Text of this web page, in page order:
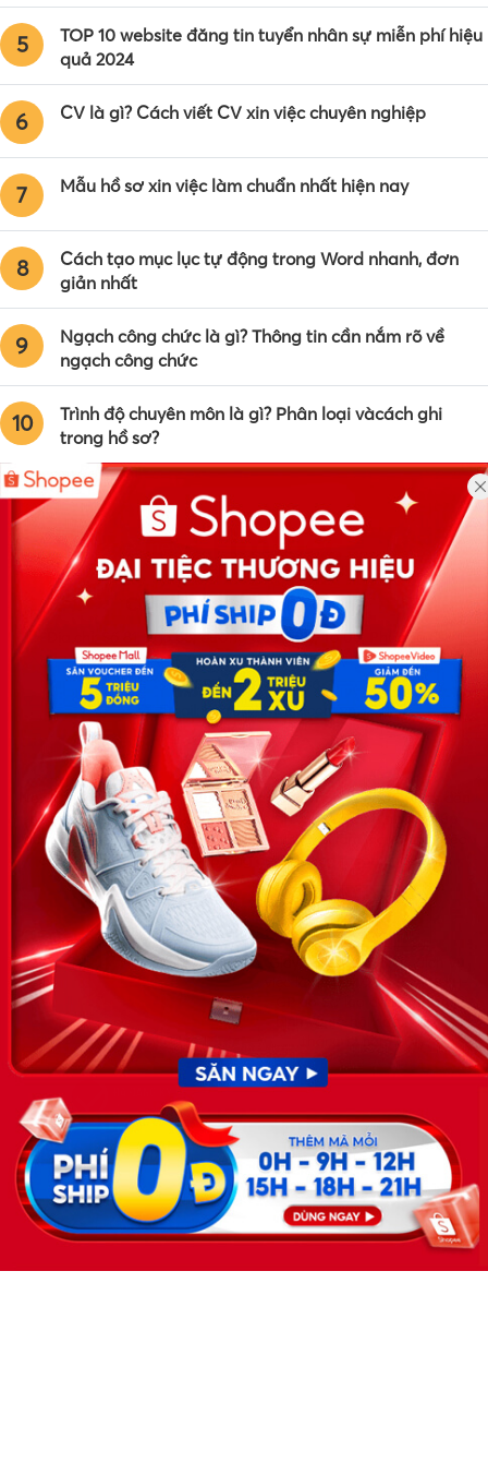
5
TOP 10 website đăng tin tuyển nhân sự miễn phí hiệu
quả 2024
6 CV là gì? Cách viết CV xin việc chuyên nghiệp
7 Mẫu hồ sơ xin việc làm chuẩn nhất hiện nay
8
Cách tạo mục lục tự động trong Word nhanh, đơn
giản nhất
9
Ngạch công chức là gì? Thông tin cần nắm rõ về
ngạch công chức
10
Trình độ chuyên môn là gì? Phân loại vàcách ghi
trong hồ sơ?
Công ty TNHH Eyeplus Online
Địa chỉ: Số 81, ngõ 68, đường Cầu Giấy, Tổ 05, Phường Quan
Hoa, Quận Cầu Giấy, TP Hà Nội, Việt Nam
SĐT: 0981 448 766
Email:
hotro@timviec.com.vn
VỀ CHÚNG TÔI
News.timviec.com.vn là website cung cấp thông tin liên quan đến
nhân sự, nghề nghiệp do Timviec.com.vn vận hành nhằm giúp
doanh nghiệp, nhân sự tuyển dụng, người đi làm, người tìm việc
cập nhật thông tin và đáp ứng được mong muốn của mình.
KẾT NỐI
Giấy phép hoạt động dịch vụ
việc làm số 54/2019/SLĐTBXH-
GP do Sở lao động thương
binh và xã hội cấp ngày 30
tháng 12 năm 2019.